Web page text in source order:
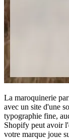
La maroquinerie
avec un site d'une
typographie fine,
Shopify peut avoir
votre marque joue